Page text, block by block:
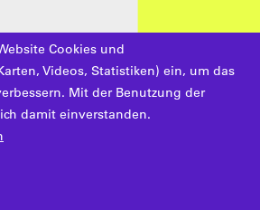
Cookies und
Videos, Statistiken) ein, um das
Mit der Benutzung der
damit einverstanden.